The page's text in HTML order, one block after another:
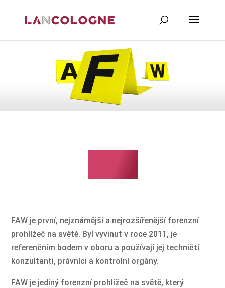
FAW je první, nejznámější a nejrozšířenější forenzní
prohlížeč na světě. Byl vyvinut v roce 2011, je
referenčním bodem v oboru a používají jej techničtí
konzultanti, právníci a kontrolní orgány.
FAW je jediný forenzní prohlížeč na světě, který